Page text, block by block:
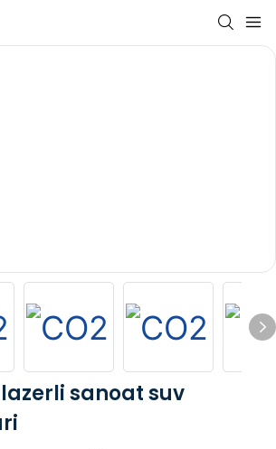
sanoat suv